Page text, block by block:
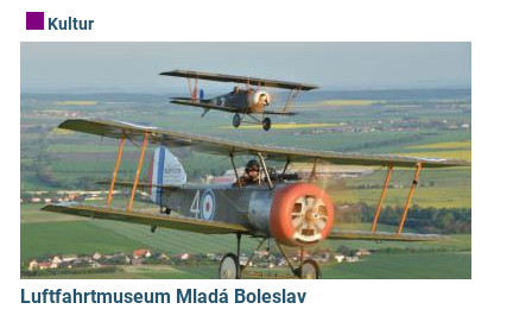
Kultur
Luftfahrtmuseum Mladá Boleslav